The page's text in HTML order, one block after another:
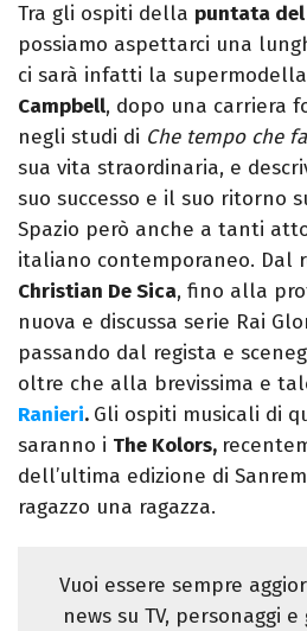
Tra gli ospiti della puntata del
possiamo aspettarci una
ci sarà infatti la supermodella
Campbell, dopo una carriera
negli studi di Che tempo che fa
sua vita straordinaria, e
suo successo e il suo ritorno
Spazio però anche a tanti
italiano contemporaneo. Dal
Christian De Sica, fino alla
nuova e discussa serie Rai
passando dal regista e
oltre che alla brevissima e
Ranieri. Gli ospiti musicali di
saranno i The Kolors,
dell’ultima edizione di
ragazzo una ragazza.
Vuoi essere sempre
news su TV, personaggi